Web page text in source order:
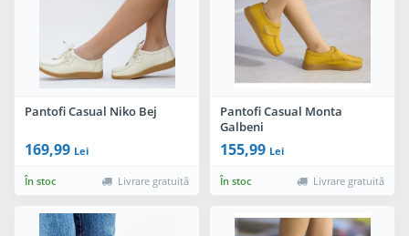
Pantofi Casual Niko Bej
169,99 Lei
În stoc Livrare gratuită
Pantofi Casual Monta
Galbeni
155,99 Lei
În stoc Livrare gratuită